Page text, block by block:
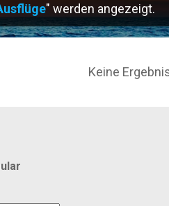
" werden angezeigt.
Keine